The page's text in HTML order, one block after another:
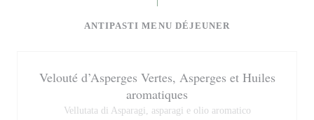
ANTIPASTI MENU DÉJEUNER
Velouté d’Asperges Vertes, Asperges et Huiles
aromatiques
Vellutata di Asparagi, asparagi e olio aromatico